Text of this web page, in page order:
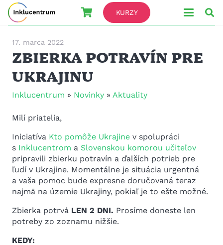
KURZY
17. marca 2022
ZBIERKA POTRAVÍN PRE
UKRAJINU
Inklucentrum » Novinky » Aktuality
Milí priatelia,
Iniciatíva Kto pomôže Ukrajine v spolupráci
s Inklucentrom a Slovenskou komorou učiteľov
pripravili zbierku potravín a ďalších potrieb pre
ľudí v Ukrajine. Momentálne je situácia urgentná
a vaša pomoc bude expresne doručovaná teraz
najmä na územie Ukrajiny, pokiaľ je to ešte možné.
Zbierka potrvá LEN 2 DNI. Prosíme doneste len
potreby zo zoznamu nižšie.
KEDY: